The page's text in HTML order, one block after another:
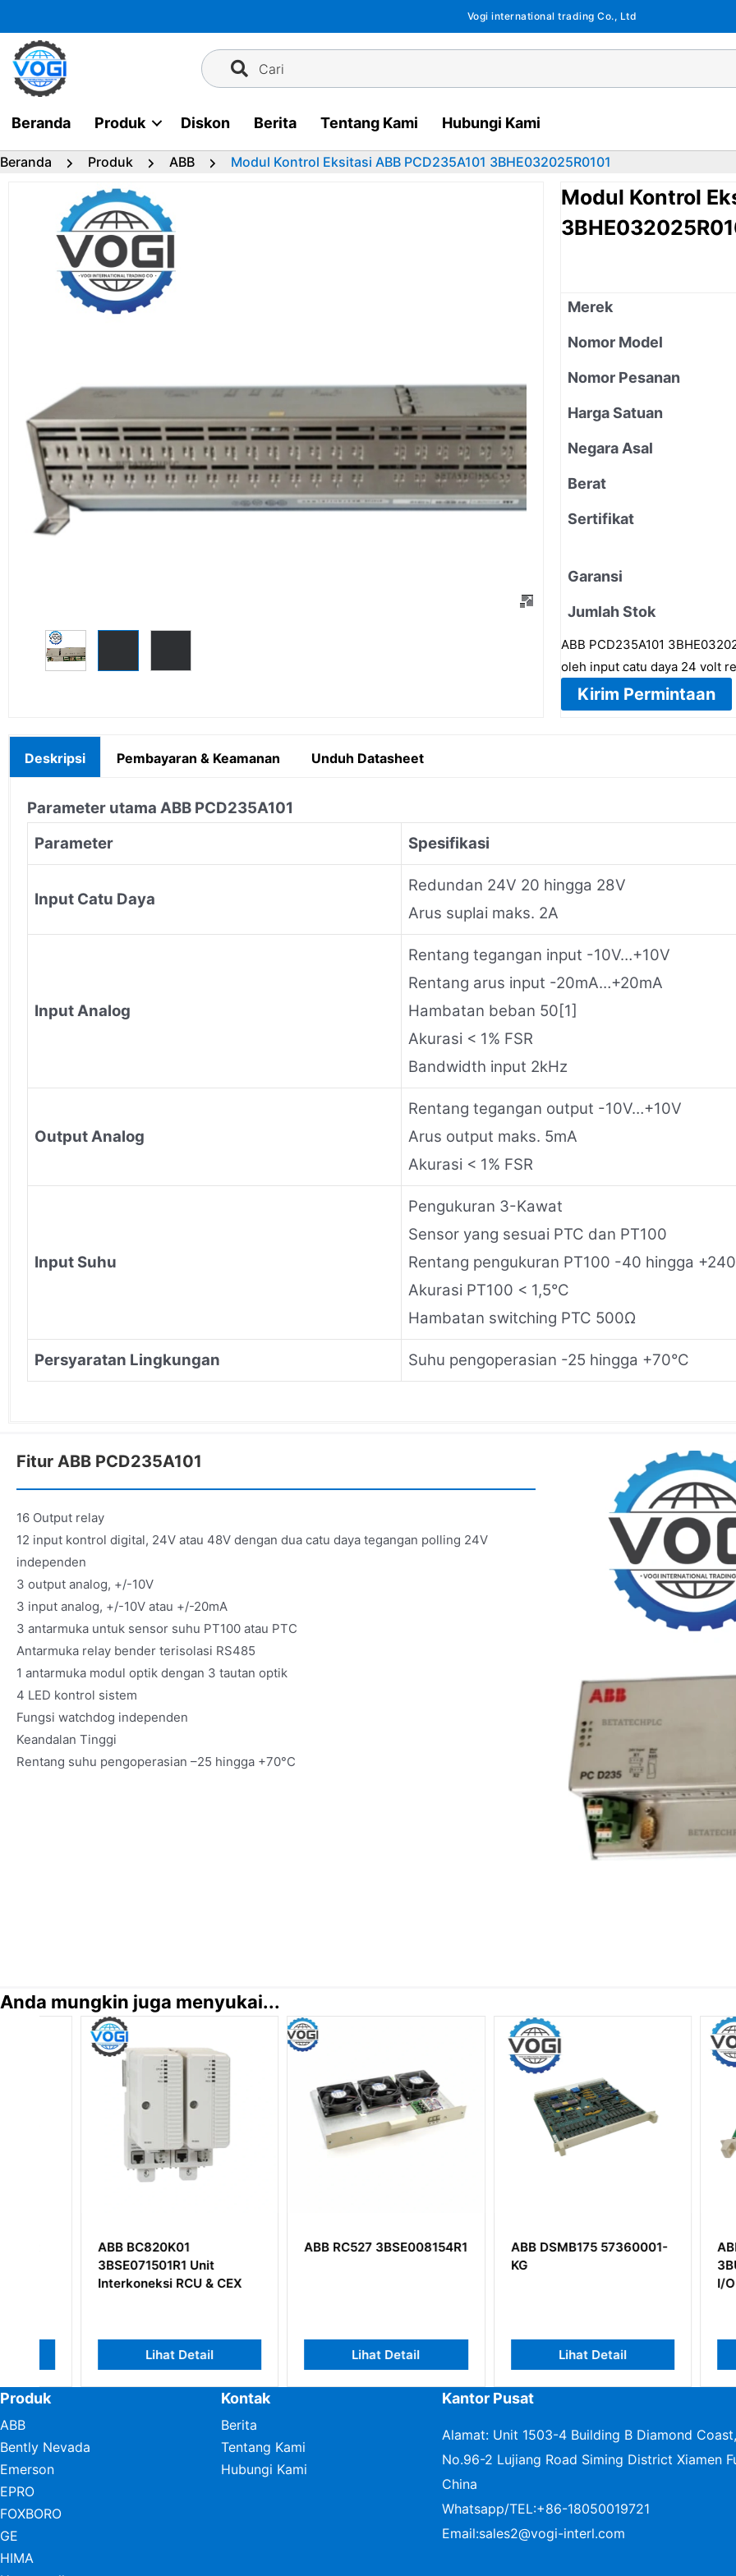
ke
konten
Vogi international trading Co., Ltd
Cari
Beranda Produk Diskon Berita Tentang Kami Hubungi Kami
Beranda Produk ABB Modul Kontrol Eksitasi ABB PCD235A101 3BHE032025R0101
Modul Kontrol
Merek
Nomor Model
Nomor Pesanan
Harga Satuan
Negara Asal
Berat
Sertifikat
Garansi
Jumlah Stok
ABB PCD235A101
oleh input catu daya 24 volt
Kirim Permintaan
Deskripsi Pembayaran & Keamanan Unduh Datasheet
Parameter utama ABB PCD235A101
Parameter
Spesifikasi
Input Catu Daya
Redundan 24V 20 hingga 28V
Arus suplai maks. 2A
Input Analog
Rentang tegangan input -10V…+10V
Rentang arus input -20mA…+20mA
Hambatan beban 50[1]
Akurasi < 1% FSR
Bandwidth input 2kHz
Output Analog
Rentang tegangan output -10V…+10V
Arus output maks. 5mA
Akurasi < 1% FSR
Input Suhu
Pengukuran 3-Kawat
Sensor yang sesuai PTC dan PT100
Rentang pengukuran PT100 -40 hingga
Akurasi PT100 < 1,5°C
Hambatan switching PTC 500Ω
Persyaratan Lingkungan Suhu pengoperasian -25 hingga +70°C
Fitur ABB PCD235A101
16 Output relay
12 input kontrol digital, 24V atau 48V dengan dua catu daya tegangan polling 24V
independen
3 output analog, +/-10V
3 input analog, +/-10V atau +/-20mA
3 antarmuka untuk sensor suhu PT100 atau PTC
Antarmuka relay bender terisolasi RS485
1 antarmuka modul optik dengan 3 tautan optik
4 LED kontrol sistem
Fungsi watchdog independen
Keandalan Tinggi
Rentang suhu pengoperasian –25 hingga +70°C
Anda mungkin juga menyukai...
ABB BC820K01
3BSE071501R1 Unit
Interkoneksi RCU & CEX
Lihat Detail
ABB RC527 3BSE008154R1
Lihat Detail
ABB DSMB175 57360001-
Lihat Detail
ABB
I/O S100
Produk
ABB
Bently Nevada
Emerson
EPRO
FOXBORO
GE
HIMA
Kontak
Berita
Tentang Kami
Hubungi Kami
Kantor Pusat
Alamat: Unit 1503-4 Building B Diamond Coast,
No.96-2 Lujiang Road Siming District Xiamen
China
Whatsapp/TEL:+86-18050019721
Email:sales2@vogi-interl.com